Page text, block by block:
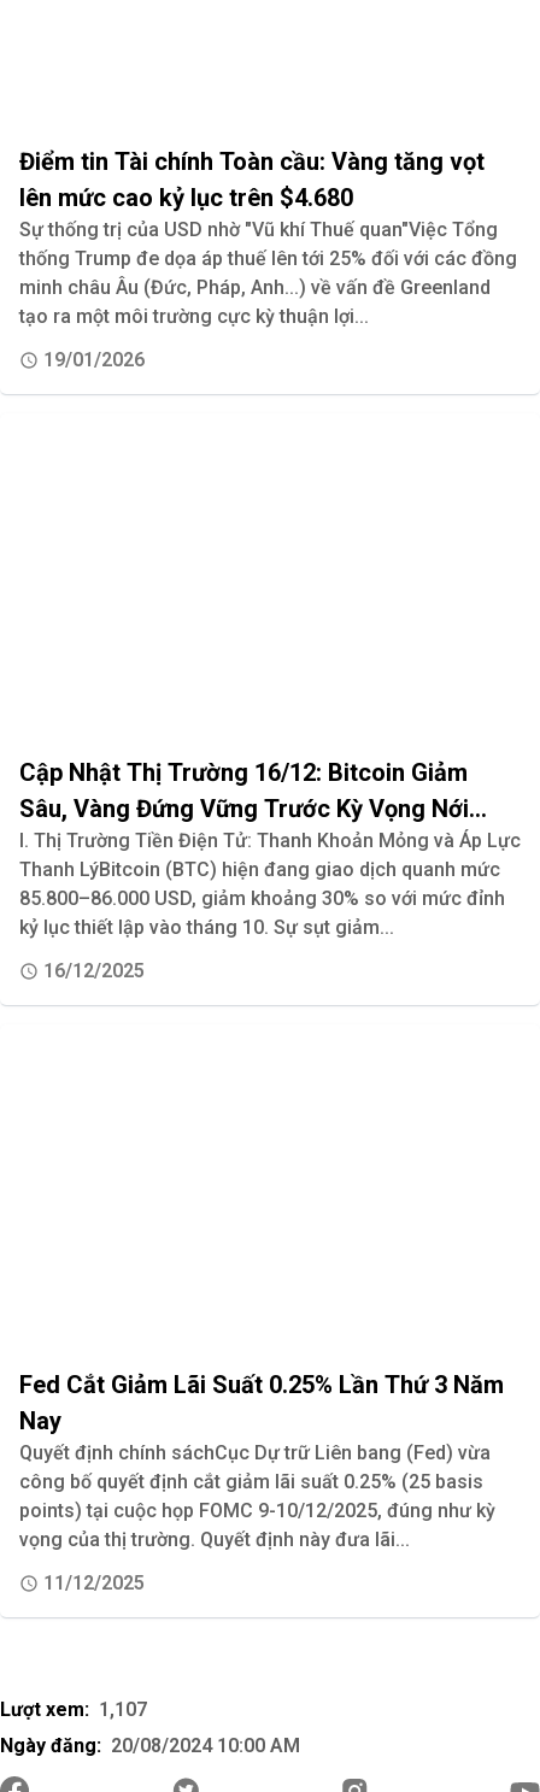
Điểm tin Tài chính Toàn cầu: Vàng tăng vọt
lên mức cao kỷ lục trên $4.680
Sự thống trị của USD nhờ "Vũ khí Thuế quan"Việc Tổng
thống Trump đe dọa áp thuế lên tới 25% đối với các đồng
minh châu Âu (Đức, Pháp, Anh...) về vấn đề Greenland
tạo ra một môi trường cực kỳ thuận lợi...
19/01/2026
Cập Nhật Thị Trường 16/12: Bitcoin Giảm
Sâu, Vàng Đứng Vững Trước Kỳ Vọng Nới
Lỏng Tiền Tệ Của Fed
I. Thị Trường Tiền Điện Tử: Thanh Khoản Mỏng và Áp Lực
Thanh LýBitcoin (BTC) hiện đang giao dịch quanh mức
85.800–86.000 USD, giảm khoảng 30% so với mức đỉnh
kỷ lục thiết lập vào tháng 10. Sự sụt giảm...
16/12/2025
Fed Cắt Giảm Lãi Suất 0.25% Lần Thứ 3 Năm
Nay
Quyết định chính sáchCục Dự trữ Liên bang (Fed) vừa
công bố quyết định cắt giảm lãi suất 0.25% (25 basis
points) tại cuộc họp FOMC 9-10/12/2025, đúng như kỳ
vọng của thị trường. Quyết định này đưa lãi...
11/12/2025
Lượt xem: 1,107
Ngày đăng: 20/08/2024 10:00 AM